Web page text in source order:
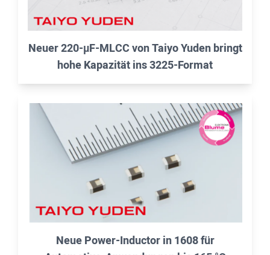
Neuer 220-µF-MLCC von Taiyo Yuden bringt
hohe Kapazität ins 3225-Format
Neue Power-Inductor in 1608 für